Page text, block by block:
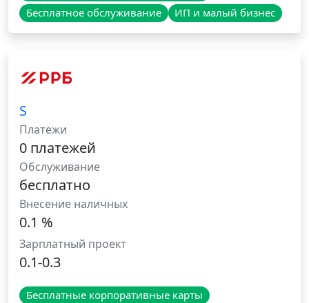
Бесплатное обслуживание
ИП и малый бизнес
S
Платежи
0 платежей
Обслуживание
бесплатно
Внесение наличных
0.1 %
Зарплатный проект
0.1-0.3
Бесплатные корпоративные карты